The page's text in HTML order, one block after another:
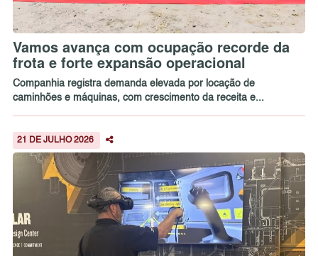
Vamos avança com ocupação recorde da
frota e forte expansão operacional
Companhia registra demanda elevada por locação de
caminhões e máquinas, com crescimento da receita e...
21 DE JULHO 2026